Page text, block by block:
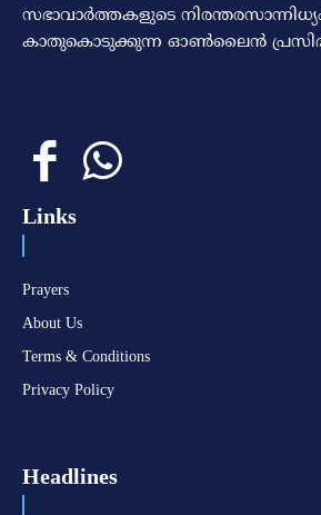
സഭാവാര്‍ത്തകളുടെ
കാതുകൊടുക്കുന്ന ഓണ്‍ലൈന്‍
Links
Prayers
About Us
Terms & Conditions
Privacy Policy
Headlines